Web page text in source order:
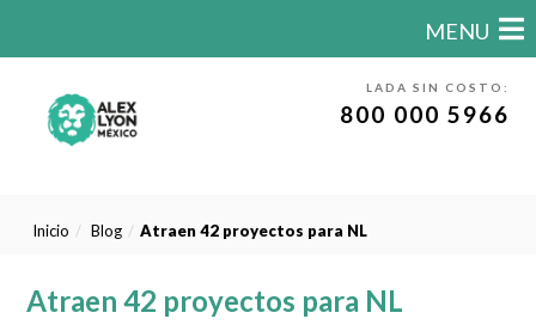
MENU
LADA SIN COSTO:
800 000 5966
Inicio Blog Atraen 42 proyectos para NL
Atraen 42 proyectos para NL